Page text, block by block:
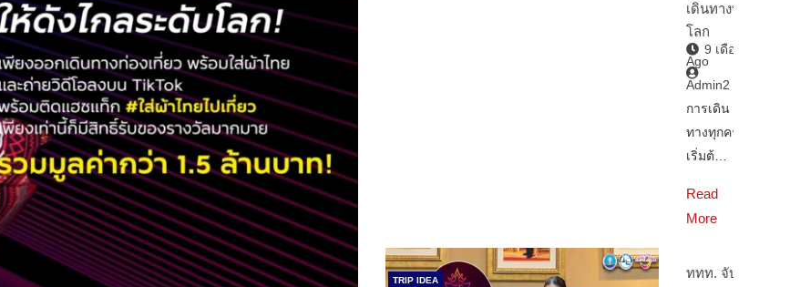
เดินทางทั่ว
โลก
9 เดือน
Ago
Admin2
การเดิน
ทางทุกครั้ง
เริ่มต้…
Read
More
TRIP IDEA
ททท. จับ